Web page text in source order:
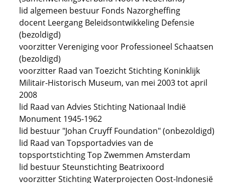
lid algemeen bestuur Fonds Nazorgheffing
docent Leergang Beleidsontwikkeling Defensie
(bezoldigd)
voorzitter Vereniging voor Professioneel Schaatsen
(bezoldigd)
voorzitter Raad van Toezicht Stichting Koninklijk
Militair-Historisch Museum, van mei 2003 tot april
2008
lid Raad van Advies Stichting Nationaal Indië
Monument 1945-1962
lid bestuur "Johan Cruyff Foundation" (onbezoldigd)
lid Raad van Topsportadvies van de
topsportstichting Top Zwemmen Amsterdam
lid bestuur Steunstichting Beatrixoord
voorzitter Stichting Waterprojecten Oost-Indonesië